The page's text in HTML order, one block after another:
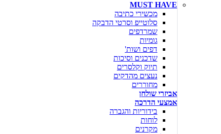
MUST HAVE
מכשירי כתיבה
סלוטייפ וסרטי הדבקה
שמרדפים
גומיות
דפים ושות'
שדכנים וסיכות
תיוק וקלסרים
נעצים מהדקים
מחוררים
אביזרי שולחן
אמצעי הדרכה
בידוריות והגברה
לוחות
מקרנים